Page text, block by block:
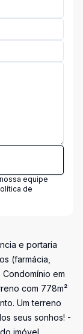
equipe
de
e portaria
(farmácia,
em
com 778m²
Um terreno
seus sonhos! -
imóvel